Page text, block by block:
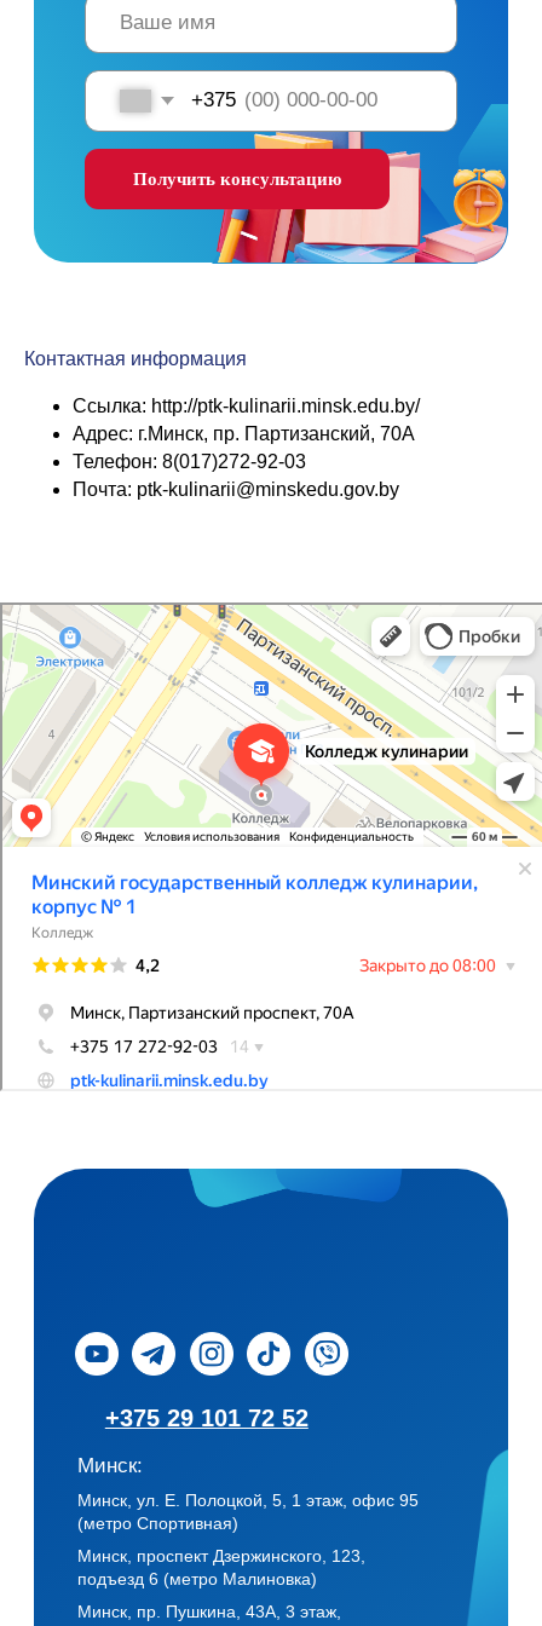
Контактная информация
Ссылка: http://ptk-kulinarii.minsk.edu.by/
Адрес: г.Минск, пр. Партизанский, 70А
Телефон: 8(017)272-92-03
Почта: ptk-kulinarii@minskedu.gov.by
Минский государственный колледж кулинарии, корпус № 1
Колледж в Минске